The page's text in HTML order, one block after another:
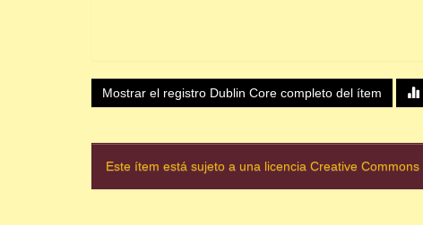
Mostrar el registro Dublin Core completo del ítem
Este ítem está sujeto a una licencia Creative Commons